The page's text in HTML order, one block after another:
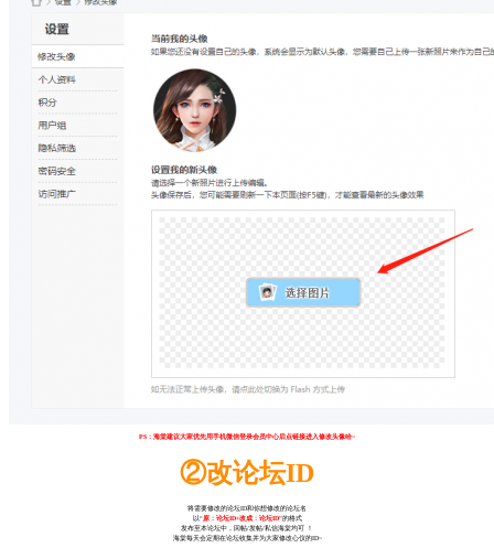
PS：海棠建议大家优先用手机微信登录会员中心后点链接进入修改头像哈~
②改论坛ID
将需要修改的论坛ID和你想修改的论坛名
以“原：论坛ID+改成：论坛ID”的格式
发布至本论坛中，回帖/发帖/私信海棠均可 ！
海棠每天会定期在论坛收集并为大家修改心仪的ID~